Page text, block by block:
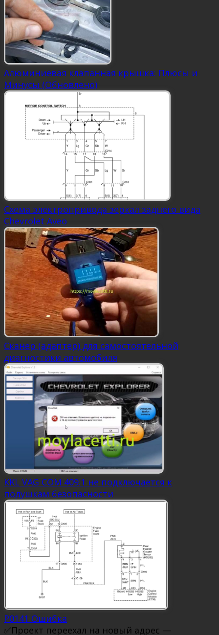
Алюминиевая клапанная крышка: Плюсы и
Минусы (Обновлено)
Схема электропривода зеркал заднего вида
Chevrolet Aveo
Сканер (адаптер) для самостоятельной
диагностики автомобиля
KKL VAG COM 409.1 не подключается к
подушкам безопасности
P0141 Ошибка
✅Проект переехал на новый адрес —